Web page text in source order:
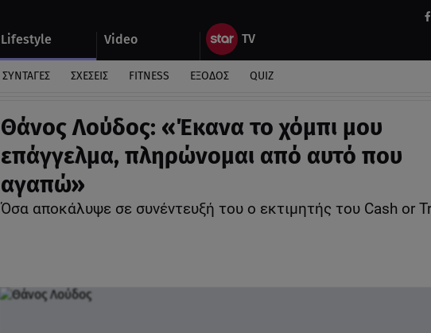
Lifestyle Video
ΣΥΝΤΑΓΕΣ ΣΧΕΣΕΙΣ FITNESS ΕΞΟΔΟΣ QUIZ
Θάνος Λούδος: «Έκανα το χόμπι μου
επάγγελμα, πληρώνομαι από αυτό που
αγαπώ»
Όσα αποκάλυψε σε συνέντευξή του ο εκτιμητής του Cash or